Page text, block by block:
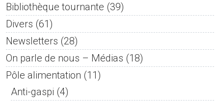
Bibliothèque tournante (39)
Divers (61)
Newsletters (28)
On parle de nous – Médias (18)
Pôle alimentation (11)
Anti-gaspi (4)